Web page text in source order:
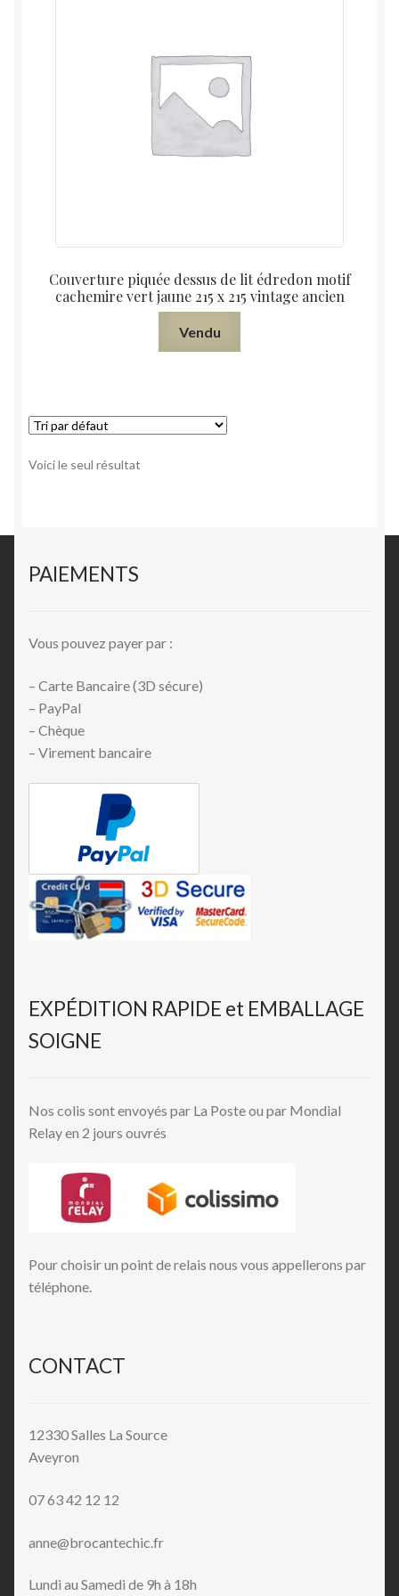
Couverture piquée dessus de lit édredon motif
cachemire vert jaune 215 x 215 vintage ancien
Vendu
Voici le seul résultat
PAIEMENTS
Vous pouvez payer par :
– Carte Bancaire (3D sécure)
– PayPal
– Chèque
– Virement bancaire
EXPÉDITION RAPIDE et EMBALLAGE
SOIGNE
Nos colis sont envoyés par La Poste ou par Mondial
Relay en 2 jours ouvrés
Pour choisir un point de relais nous vous appellerons par
téléphone.
CONTACT
12330 Salles La Source
Aveyron
07 63 42 12 12
anne@brocantechic.fr
Lundi au Samedi de 9h à 18h